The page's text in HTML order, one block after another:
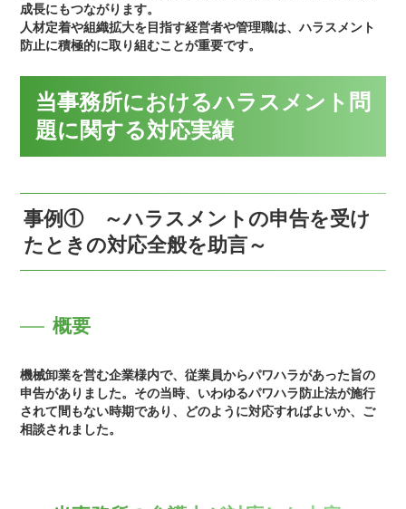
成長にもつながります。
人材定着や組織拡大を目指す経営者や管理職は、ハラスメント
防止に積極的に取り組むことが重要です。
当事務所におけるハラスメント問
題に関する対応実績
事例① ～ハラスメントの申告を受け
たときの対応全般を助言～
概要
機械卸業を営む企業様内で、従業員からパワハラがあった旨の
申告がありました。その当時、いわゆるパワハラ防止法が施行
されて間もない時期であり、どのように対応すればよいか、ご
相談されました。